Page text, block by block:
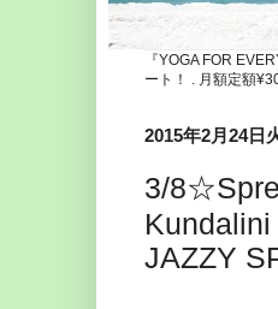
『YOGA FOR
ート！ . 月額定額
2015年2月24日
3/
JAZZY